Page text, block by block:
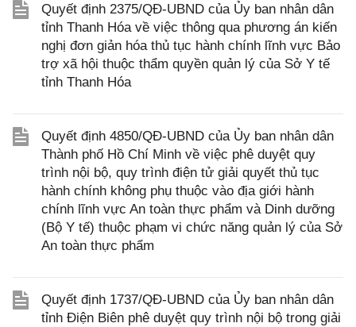
Quyết định 2375/QĐ-UBND của Ủy ban nhân dân
tỉnh Thanh Hóa về việc thông qua phương án kiến
nghị đơn giản hóa thủ tục hành chính lĩnh vực Bảo
trợ xã hội thuộc thẩm quyền quản lý của Sở Y tế
tỉnh Thanh Hóa
Quyết định 4850/QĐ-UBND của Ủy ban nhân dân
Thành phố Hồ Chí Minh về việc phê duyệt quy
trình nội bộ, quy trình điện tử giải quyết thủ tục
hành chính không phụ thuộc vào địa giới hành
chính lĩnh vực An toàn thực phẩm và Dinh dưỡng
(Bộ Y tế) thuộc phạm vi chức năng quản lý của Sở
An toàn thực phẩm
Quyết định 1737/QĐ-UBND của Ủy ban nhân dân
tỉnh Điện Biên phê duyệt quy trình nội bộ trong giải